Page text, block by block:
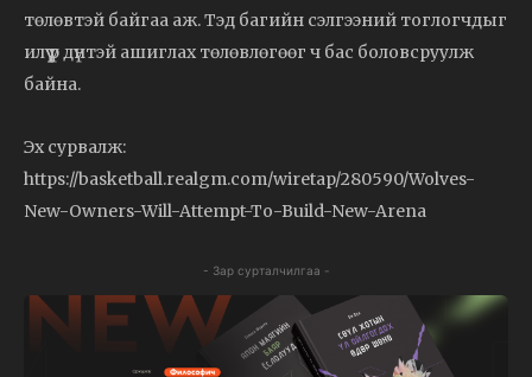
төлөвтэй байгаа аж. Тэд багийн сэлгээний тоглогчдыг
илүү үр дүнтэй ашиглах төлөвлөгөөг ч бас боловсруулж
байна.
Эх сурвалж:
https://basketball.realgm.com/wiretap/280590/Wolves-
New-Owners-Will-Attempt-To-Build-New-Arena
- Зар сурталчилгаа -